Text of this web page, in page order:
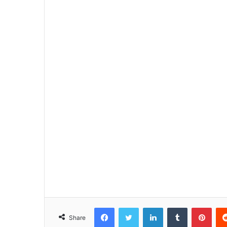
Share